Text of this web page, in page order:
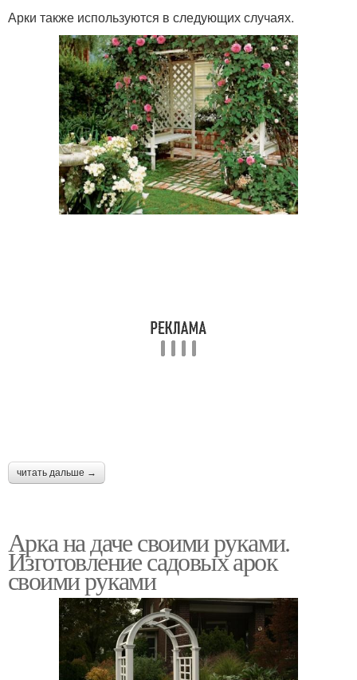
Арка для цветов Арки в ландшафте
Арки в саду Арка из металла
Арки также используются в следующих случаях.
читать дальше →
Арка на даче своими руками.
Изготовление садовых арок
своими руками